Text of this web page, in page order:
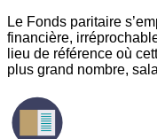
Le Fonds paritaire
financière,
lieu de référence où
plus grand nombre,